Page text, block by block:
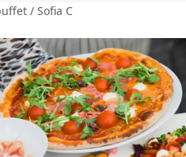
/ Sofia C